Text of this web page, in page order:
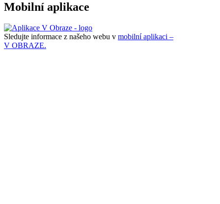
Mobilní aplikace
Sledujte informace z našeho webu v mobilní aplikaci –
V OBRAZE.